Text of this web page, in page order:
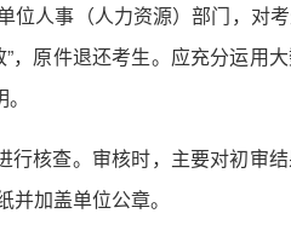
人事（人力资源）部门，对
，原件退还考生。应充分运用
行核查。审核时，主要对初审
加盖单位公章。